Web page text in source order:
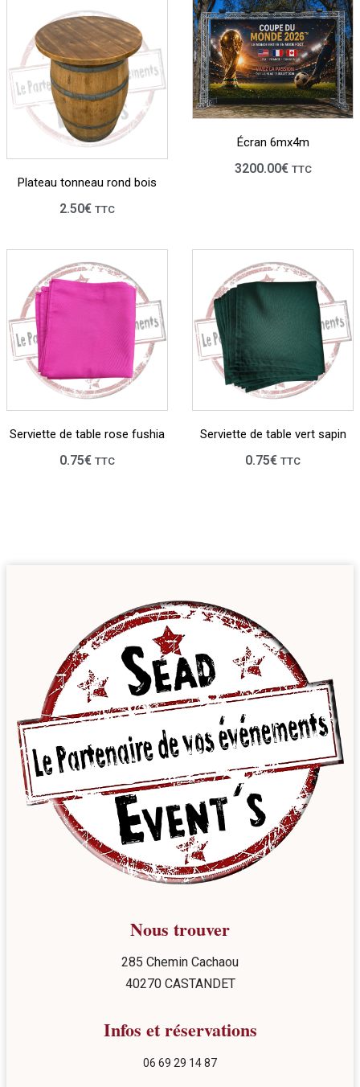
Plateau tonneau rond bois
2.50€ TTC
Écran 6mx4m
3200.00€ TTC
Serviette de table rose fushia
0.75€ TTC
Serviette de table vert sapin
0.75€ TTC
Nous trouver
285 Chemin Cachaou
40270 CASTANDET
Infos et réservations
06 69 29 14 87